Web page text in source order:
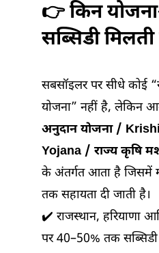
👉 किन
सब्सिडी
सबसॉइलर पर सीधे कोई
योजना” नहीं है, लेकिन
अनुदान योजना /
Yojana / राज्य कृषि
के अंतर्गत आता है जिसमें
तक सहायता दी जाती है।
✔️ राजस्थान, हरियाणा
पर 40–50% तक